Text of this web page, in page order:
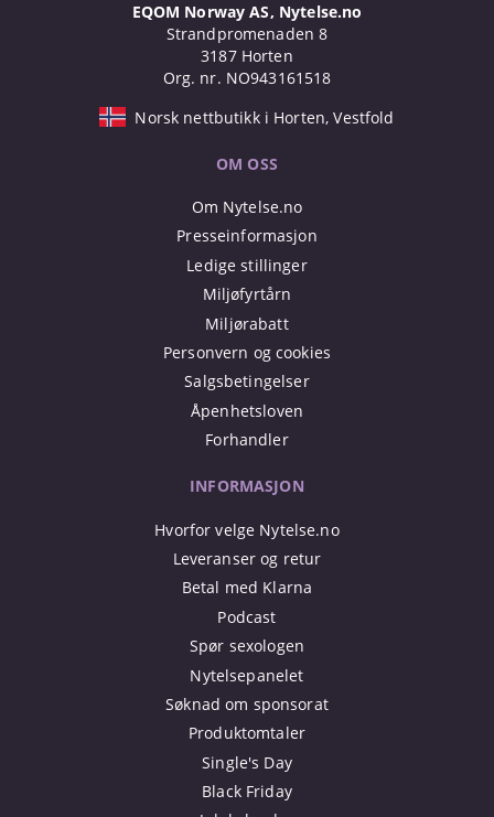
EQOM Norway AS, Nytelse.no
Strandpromenaden 8
3187 Horten
Org. nr. NO943161518
Norsk nettbutikk i Horten, Vestfold
OM OSS
Om Nytelse.no
Presseinformasjon
Ledige stillinger
Miljøfyrtårn
Miljørabatt
Personvern og cookies
Salgsbetingelser
Åpenhetsloven
Forhandler
INFORMASJON
Hvorfor velge Nytelse.no
Leveranser og retur
Betal med Klarna
Podcast
Spør sexologen
Nytelsepanelet
Søknad om sponsorat
Produktomtaler
Single's Day
Black Friday